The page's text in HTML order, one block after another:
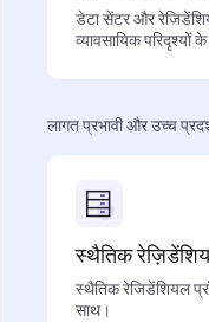
डेटा सेंटर और
व्यावसायिक परिदृश्यों
लागत प्रभावी और उच्च
स्थैतिक
स्थैतिक रेजिडेंशियल
साथ।